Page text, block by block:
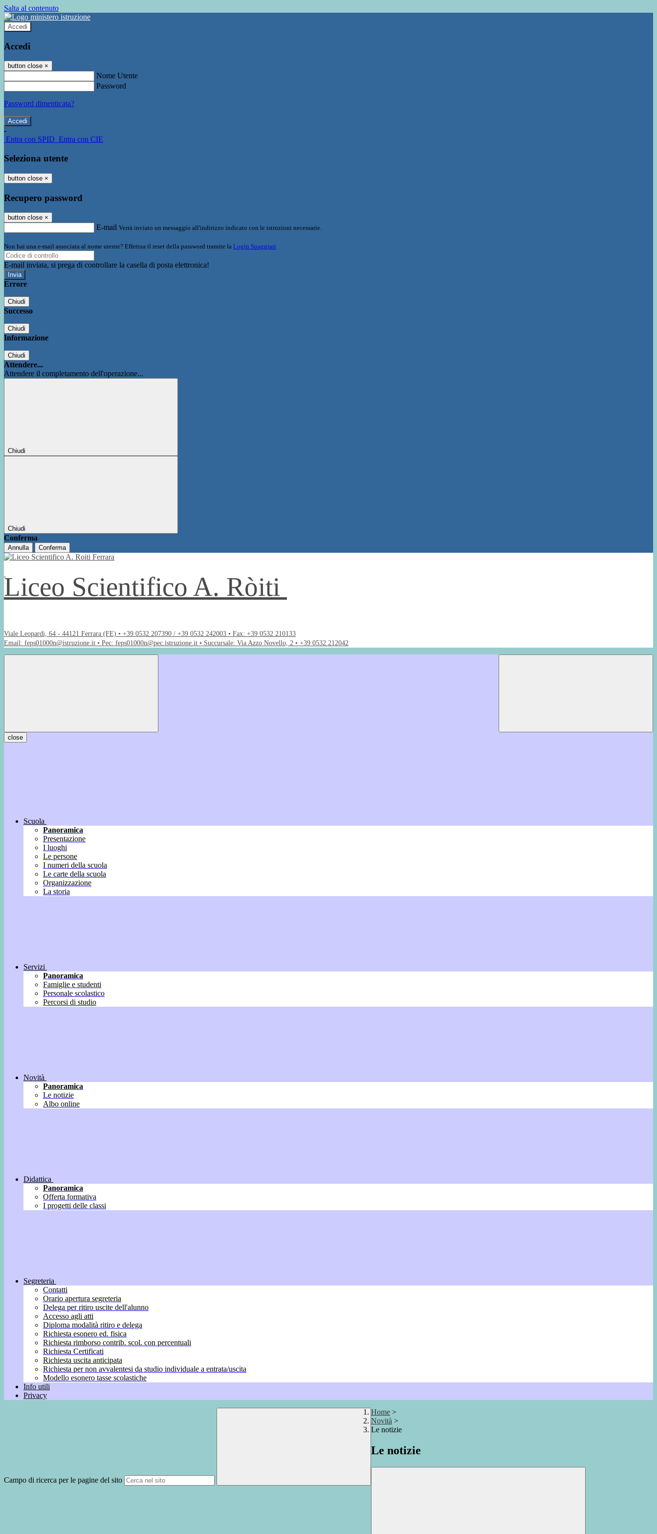
Salta al contenuto
Accedi
Accedi
button close ×
Nome Utente
Password
Password dimenticata?
-
Entra con SPID Entra con CIE
Seleziona utente
button close ×
Recupero password
button close ×
E-mail Verrà inviato un messaggio all'indirizzo indicato con le istruzioni necessarie.
Non hai una e-mail associata al nome utente? Effettua il reset della password tramite la Login Spaggiari
E-mail inviata, si prega di controllare la casella di posta elettronica!
Errore
Chiudi
Successo
Chiudi
Informazione
Chiudi
Attendere...
Attendere il completamento dell'operazione...
Chiudi
Chiudi
Conferma
Annulla Conferma
Liceo Scientifico A. Ròiti
Viale Leopardi, 64 - 44121 Ferrara (FE) • +39 0532 207390 / +39 0532 242003 • Fax: +39 0532 210133
Email: feps01000n@istruzione.it • Pec: feps01000n@pec.istruzione.it • Succursale: Via Azzo Novello, 2 • +39 0532 212042
close
Scuola
Panoramica
Presentazione
I luoghi
Le persone
I numeri della scuola
Le carte della scuola
Organizzazione
La storia
Servizi
Panoramica
Famiglie e studenti
Personale scolastico
Percorsi di studio
Novità
Panoramica
Le notizie
Albo online
Didattica
Panoramica
Offerta formativa
I progetti delle classi
Segreteria
Contatti
Orario apertura segreteria
Delega per ritiro uscite dell'alunno
Accesso agli atti
Diploma modalità ritiro e delega
Richiesta esonero ed. fisica
Richiesta rimborso contrib. scol. con percentuali
Richiesta Certificati
Richiesta uscita anticipata
Richiesta per non avvalentesi da studio individuale a entrata/uscita
Modello esonero tasse scolastiche
Info utili
Privacy
Campo di ricerca per le pagine del sito
Home >
Novità >
Le notizie
Le notizie